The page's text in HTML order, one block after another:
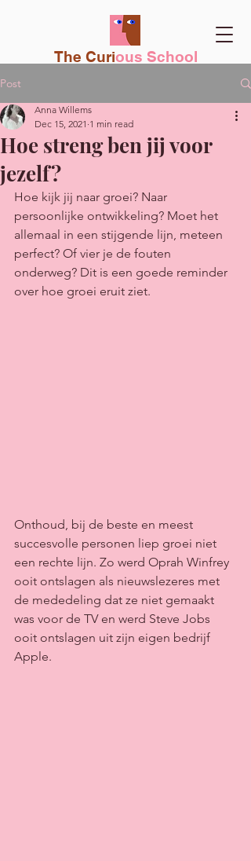
The Curious School
Post
Hoe streng ben jij voor
jezelf?
Anna Willems
Dec 15, 2021 1 min read
Hoe kijk jij naar groei? Naar
persoonlijke ontwikkeling? Moet het
allemaal in een stijgende lijn, meteen
perfect? Of vier je de fouten
onderweg? Dit is een goede reminder
over hoe groei eruit ziet.
Onthoud, bij de beste en meest
succesvolle personen liep groei niet
een rechte lijn. Zo werd Oprah Winfrey
ooit ontslagen als nieuwslezeres met
de mededeling dat ze niet gemaakt
was voor de TV en werd Steve Jobs
ooit ontslagen uit zijn eigen bedrijf
Apple.